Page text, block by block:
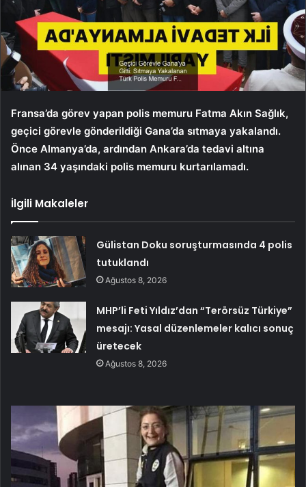
Fransa’da görev yapan polis memuru Fatma Akın Sağlık,
geçici görevle gönderildiği Gana’da sıtmaya yakalandı.
Önce Almanya’da, ardından Ankara’da tedavi altına
alınan 34 yaşındaki polis memuru kurtarılamadı.
İlgili Makaleler
Gülistan Doku soruşturmasında 4 polis
tutuklandı
Ağustos 8, 2026
MHP’li Feti Yıldız’dan “Terörsüz Türkiye”
mesajı: Yasal düzenlemeler kalıcı sonuç
üretecek
Ağustos 8, 2026